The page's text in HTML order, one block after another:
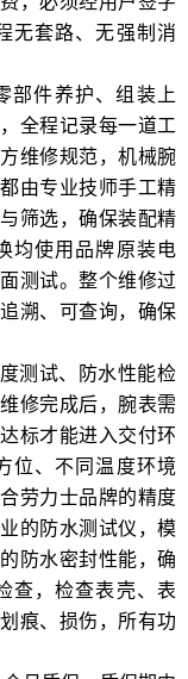
无套路、无强制消
部件养护、组装上
全程记录每一道工
维修规范，机械腕
由专业技师手工精
筛选，确保装配精
均使用品牌原装电
测试。整个维修过
溯、可查询，确保
测试、防水性能检
修完成后，腕表需
标才能进入交付环
位、不同温度环境
劳力士品牌的精度
的防水测试仪，模
防水密封性能，确
查，检查表壳、表
痕、损伤，所有功